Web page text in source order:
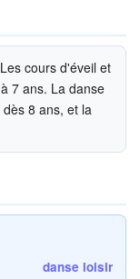
cours d'éveil et
7 ans. La danse
8 ans, et la
danse loisir